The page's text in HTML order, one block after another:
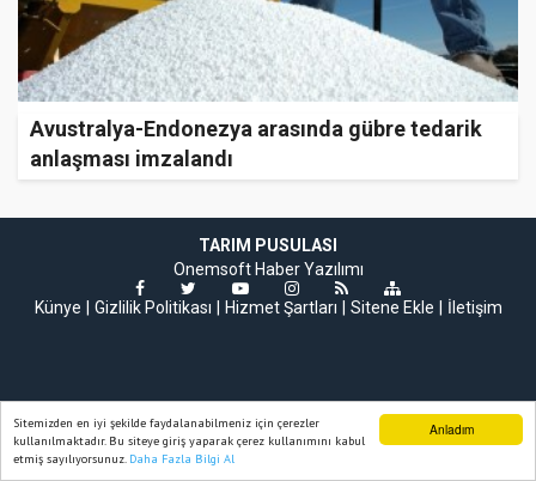
Anladım
Sitemizden en iyi şekilde faydalanabilmeniz için çerezler
kullanılmaktadır. Bu siteye giriş yaparak çerez kullanımını kabul
etmiş sayılıyorsunuz. Daha Fazla Bilgi Al
Avustralya-Endonezya arasında gübre tedarik
anlaşması imzalandı
TARIM PUSULASI
Onemsoft Haber Yazılımı
Künye
Gizlilik Politikası Hizmet Şartları Sitene Ekle İletişim
Ana Sayfa Web TV